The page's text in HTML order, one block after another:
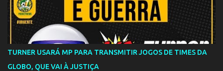
TURNER USARÁ MP PARA TRANSMITIR JOGOS DE TIMES DA
GLOBO, QUE VAI À JUSTIÇA